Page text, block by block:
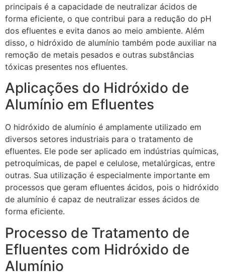
principais é a capacidade de neutralizar ácidos de
forma eficiente, o que contribui para a redução do pH
dos efluentes e evita danos ao meio ambiente. Além
disso, o hidróxido de alumínio também pode auxiliar na
remoção de metais pesados e outras substâncias
tóxicas presentes nos efluentes.
Aplicações do Hidróxido de
Alumínio em Efluentes
O hidróxido de alumínio é amplamente utilizado em
diversos setores industriais para o tratamento de
efluentes. Ele pode ser aplicado em indústrias químicas,
petroquímicas, de papel e celulose, metalúrgicas, entre
outras. Sua utilização é especialmente importante em
processos que geram efluentes ácidos, pois o hidróxido
de alumínio é capaz de neutralizar esses ácidos de
forma eficiente.
Processo de Tratamento de
Efluentes com Hidróxido de
Alumínio